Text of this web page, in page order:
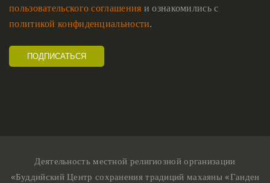
пользовательского соглашения и ознакомились с
политикой конфиденциальности.
Деятельность местной религиозной организации
«Буддийский Центр сохранения традиций махаяны «Ганден